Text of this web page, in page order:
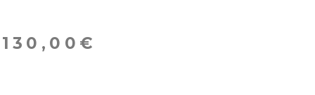
130,00 €